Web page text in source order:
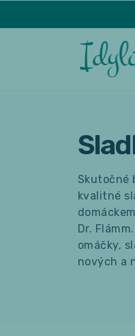
Skutočné
kvalitné
Dr.
omáčky,
nových a